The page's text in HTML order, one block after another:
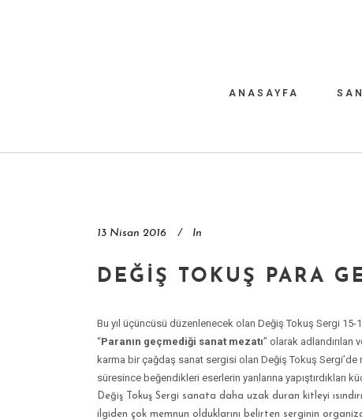
ANASAYFA
13 Nisan 2016 In
DEĞIŞ TOKUŞ PARA
Bu yıl üçüncüsü düzenlenecek olan Değiş Tokuş Sergi
“Paranın geçmediği sanat mezatı” olarak adlandırılan
karma bir çağdaş sanat sergisi olan Değiş Tokuş
süresince beğendikleri eserlerin yanlarına yapıştırdıkları
Değiş Tokuş Sergi sanata daha uzak duran kitleyi
ilgiden çok memnun olduklarını belirten serginin